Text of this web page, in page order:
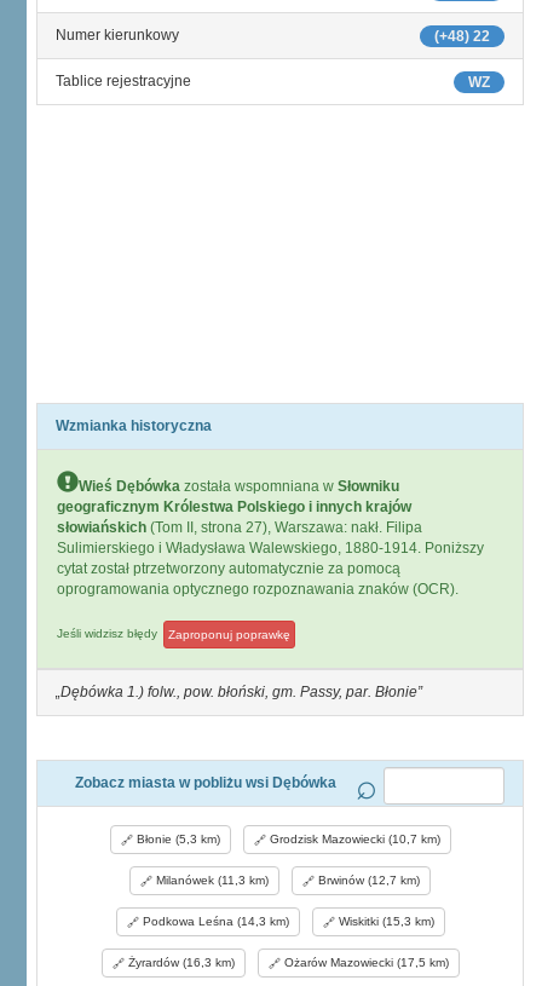
(+48) 22
Numer kierunkowy
WZ
Tablice rejestracyjne
Wzmianka historyczna
Wieś Dębówka została wspomniana w Słowniku
geograficznym Królestwa Polskiego i innych krajów
słowiańskich (Tom II, strona 27), Warszawa: nakł. Filipa
Sulimierskiego i Władysława Walewskiego, 1880-1914. Poniższy
cytat został ptrzetworzony automatycznie za pomocą
oprogramowania optycznego rozpoznawania znaków (OCR).
Jeśli widzisz błędy Zaproponuj poprawkę
Dębówka 1.) folw., pow. błoński, gm. Passy, par. Błonie
Zobacz miasta w pobliżu wsi Dębówka
Błonie (5,3 km) Grodzisk Mazowiecki (10,7 km)
Milanówek (11,3 km) Brwinów (12,7 km)
Podkowa Leśna (14,3 km) Wiskitki (15,3 km)
Żyrardów (16,3 km) Ożarów Mazowiecki (17,5 km)